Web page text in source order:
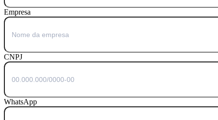
Empresa
CNPJ
WhatsApp